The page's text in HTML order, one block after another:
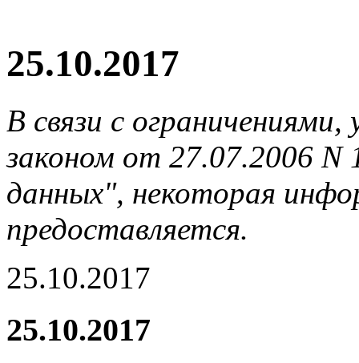
25.10.2017
В связи с
законом от 27.07.2006
данных", некоторая
предоставляется.
25.10.2017
25.10.2017